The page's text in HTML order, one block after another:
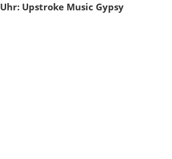
Uhr: Upstroke Music Gypsy